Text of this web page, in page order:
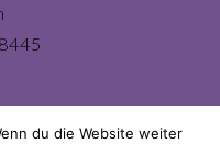
du die Website weiter